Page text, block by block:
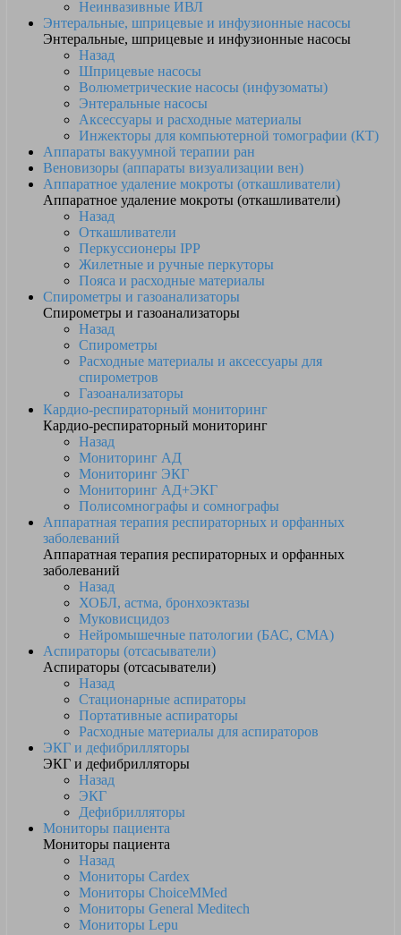
Неинвазивные ИВЛ
Энтеральные, шприцевые и инфузионные насосы
Энтеральные, шприцевые и инфузионные насосы
Назад
Шприцевые насосы
Волюметрические насосы (инфузоматы)
Энтеральные насосы
Аксессуары и расходные материалы
Инжекторы для компьютерной томографии (КТ)
Аппараты вакуумной терапии ран
Веновизоры (аппараты визуализации вен)
Аппаратное удаление мокроты (откашливатели)
Аппаратное удаление мокроты (откашливатели)
Назад
Откашливатели
Перкуссионеры IPP
Жилетные и ручные перкуторы
Пояса и расходные материалы
Спирометры и газоанализаторы
Спирометры и газоанализаторы
Назад
Спирометры
Расходные материалы и аксессуары для
спирометров
Газоанализаторы
Кардио-респираторный мониторинг
Кардио-респираторный мониторинг
Назад
Мониторинг АД
Мониторинг ЭКГ
Мониторинг АД+ЭКГ
Полисомнографы и сомнографы
Аппаратная терапия респираторных и орфанных
заболеваний
Аппаратная терапия респираторных и орфанных
заболеваний
Назад
ХОБЛ, астма, бронхоэктазы
Муковисцидоз
Нейромышечные патологии (БАС, СМА)
Аспираторы (отсасыватели)
Аспираторы (отсасыватели)
Назад
Стационарные аспираторы
Портативные аспираторы
Расходные материалы для аспираторов
ЭКГ и дефибрилляторы
ЭКГ и дефибрилляторы
Назад
ЭКГ
Дефибрилляторы
Мониторы пациента
Мониторы пациента
Назад
Мониторы Cardex
Мониторы ChoiceMMed
Мониторы General Meditech
Мониторы Lepu